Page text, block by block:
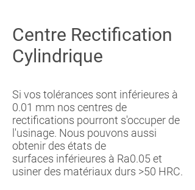
Centre Rectification
Cylindrique
Si vos tolérances sont inférieures à
0.01 mm nos centres de
rectifications pourront s'occuper de
l'usinage. Nous pouvons aussi
obtenir des états de
surfaces inférieures à Ra0.05 et
usiner des matériaux durs >50 HRC.